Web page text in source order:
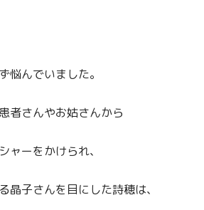
悩んでいました。
者さんやお姑さんから
ャーをかけられ、
晶子さんを目にした詩穂は、